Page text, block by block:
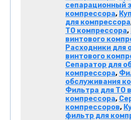
сепарационный
компрессора,
для компрессора
ТО компрессора,
винтового
Расходники для
винтового
Сепаратор для
компрессора,
обслуживания
Фильтра для ТО
компрессора,
компрессоров,
фильтр для